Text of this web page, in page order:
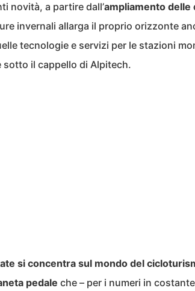
novità, a partire dall’ampliamento delle
invernali allarga il proprio orizzonte
tecnologie e servizi per le stazioni
sotto il cappello di Alpitech.
si concentra sul mondo del
pedale che – per i numeri in